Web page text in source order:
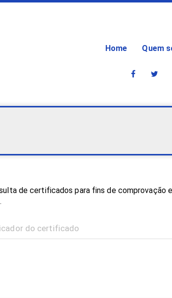
Home Quem
de certificados para fins de comprovação